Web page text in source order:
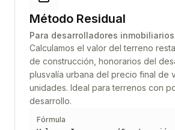
Método Residual
Para desarrolladores inmobiliarios
Calculamos el valor del terreno
de construcción, honorarios del
plusvalía urbana del precio final de
unidades. Ideal para terrenos con
desarrollo.
Fórmula